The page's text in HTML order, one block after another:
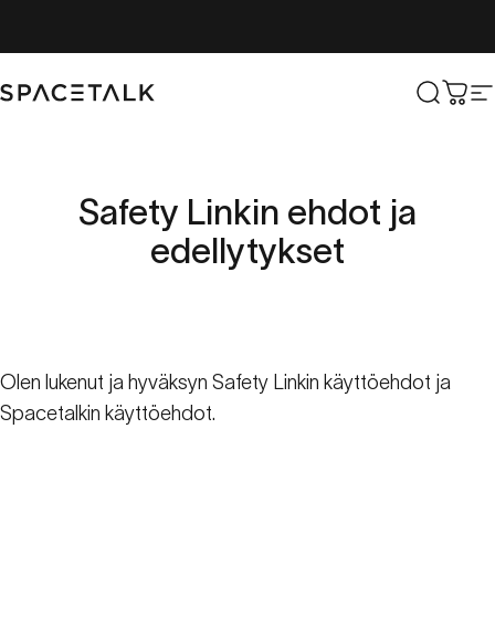
Spacetalk Etsi
Safety Linkin ehdot ja
edellytykset
Olen lukenut ja hyväksyn Safety Linkin käyttöehdot ja
Spacetalkin käyttöehdot.